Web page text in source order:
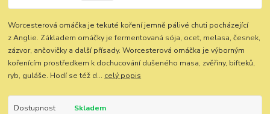
Worcesterová omáčka je tekuté koření jemně pálivé chuti pocházející
z Anglie. Základem omáčky je fermentovaná sója, ocet, melasa, česnek,
zázvor, ančovičky a další přísady. Worcesterová omáčka je výborným
kořenícím prostředkem k dochucování dušeného masa, zvěřiny, bifteků,
ryb, guláše. Hodí se též d... celý popis
Dostupnost Skladem